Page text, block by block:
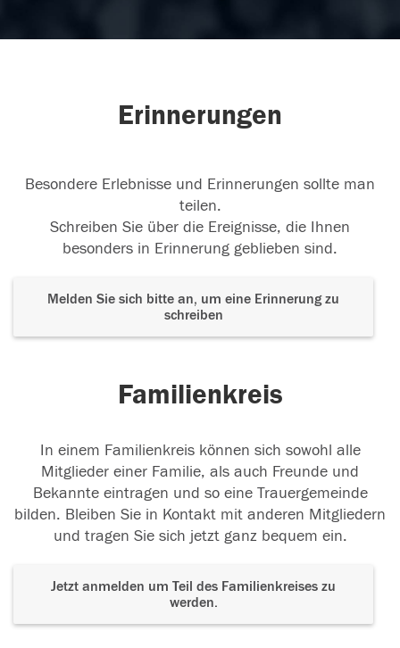
Erinnerungen
Besondere Erlebnisse und Erinnerungen sollte man
teilen.
Schreiben Sie über die Ereignisse, die Ihnen
besonders in Erinnerung geblieben sind.
Melden Sie sich bitte an, um eine Erinnerung zu
schreiben
Familienkreis
In einem Familienkreis können sich sowohl alle
Mitglieder einer Familie, als auch Freunde und
Bekannte eintragen und so eine Trauergemeinde
bilden. Bleiben Sie in Kontakt mit anderen Mitgliedern
und tragen Sie sich jetzt ganz bequem ein.
Jetzt anmelden um Teil des Familienkreises zu
werden.